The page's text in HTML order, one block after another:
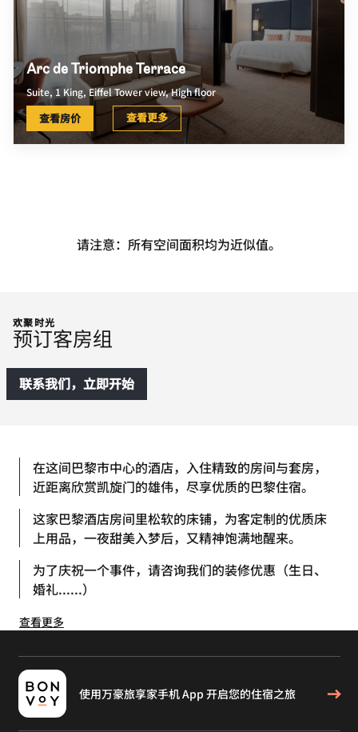
Arc de Triomphe Terrace
Suite, 1 King, Eiffel Tower view, High floor
查看房价 查看更多
请注意：所有空间面积均为近似值。
欢聚时光
预订客房组
联系我们，立即开始
在这间巴黎市中心的酒店，入住精致的房间与套房，
近距离欣赏凯旋门的雄伟，尽享优质的巴黎住宿。
这家巴黎酒店房间里松软的床铺，为客定制的优质床
上用品，一夜甜美入梦后，又精神饱满地醒来。
为了庆祝一个事件，请咨询我们的装修优惠（生日、
婚礼......）
查看更多
使用万豪旅享家手机 App 开启您的住宿之旅